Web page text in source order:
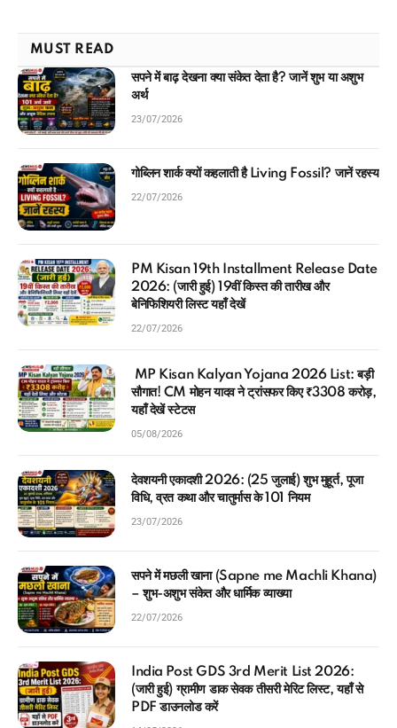
MUST READ
सपने में बाढ़ देखना क्या संकेत देता है? जानें शुभ या अशुभ
अर्थ
23/07/2026
गोब्लिन शार्क क्यों कहलाती है Living Fossil? जानें रहस्य
22/07/2026
PM Kisan 19th Installment Release Date
2026: (जारी हुई) 19वीं किस्त की तारीख और
बेनिफिशियरी लिस्ट यहाँ देखें
22/07/2026
MP Kisan Kalyan Yojana 2026 List: बड़ी
सौगात! CM मोहन यादव ने ट्रांसफर किए ₹3308 करोड़,
यहाँ देखें स्टेटस
05/08/2026
देवशयनी एकादशी 2026: (25 जुलाई) शुभ मुहूर्त, पूजा
विधि, व्रत कथा और चातुर्मास के 101 नियम
23/07/2026
सपने में मछली खाना (Sapne me Machli Khana)
– शुभ-अशुभ संकेत और धार्मिक व्याख्या
22/07/2026
India Post GDS 3rd Merit List 2026:
(जारी हुई) ग्रामीण डाक सेवक तीसरी मेरिट लिस्ट, यहाँ से
PDF डाउनलोड करें